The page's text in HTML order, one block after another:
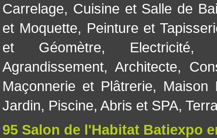
Carrelage, Cuisine et Salle de
et Moquette, Peinture et
et Géomètre, Electricité
Agrandissement, Architecte,
Maçonnerie et Plâtrerie, Maison
Jardin, Piscine, Abris et SPA,
95 Salon de l'Habitat Batiexpo